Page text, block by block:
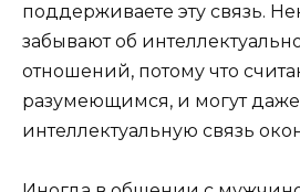
поддерживаете эту связь.
забывают об
отношений, потому что
разумеющимся, и могут даже
интеллектуальную связь